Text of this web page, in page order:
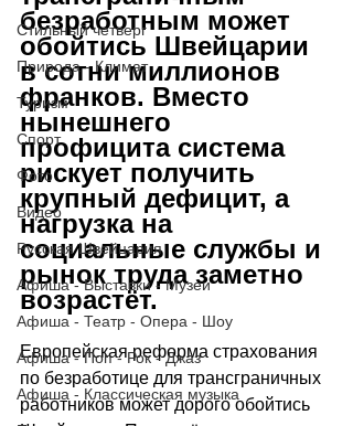
Стильный четверг
Природа - Климат
Туризм
Спорт
Фото
Видео
Русская Швейцария
Афиша - Выставки - Музеи
Афиша - Театр - Опера - Шоу
Афиша - Поп - Рок - Джаз
Афиша - Классическая музыка
безработным может
обойтись Швейцарии
в сотни миллионов
франков. Вместо
нынешнего
профицита система
рискует получить
крупный дефицит, а
нагрузка на
социальные службы и
рынок труда заметно
возрастёт.
Европейская реформа страхования
по безработице для трансграничных
работников может дорого обойтись